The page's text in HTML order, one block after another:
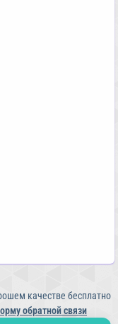
качестве бесплатно
обратной связи